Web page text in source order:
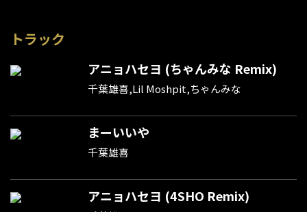
トラック
アニョハセヨ (ちゃんみな Remix)
千葉雄喜,Lil Moshpit,ちゃんみな
まーいいや
千葉雄喜
アニョハセヨ (4SHO Remix)